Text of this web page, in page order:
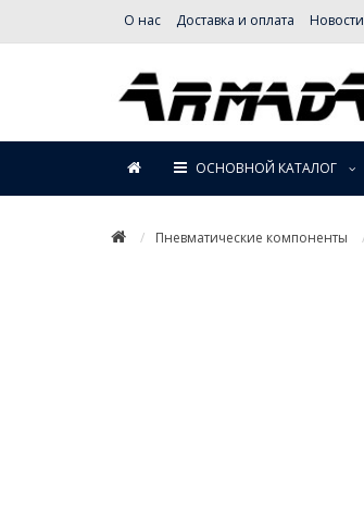
О нас Доставка и оплата Новости
ОСНОВНОЙ КАТАЛОГ
Пневматические компоненты